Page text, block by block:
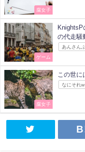
腐女子
ゲーム
KnightsP
の代走騒
あんさん
腐女子
この世に
なにそれw